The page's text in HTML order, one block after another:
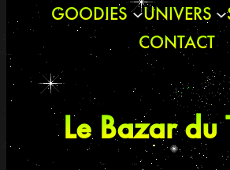
GOODIES UNIVERS
CONTACT
Le Bazar du